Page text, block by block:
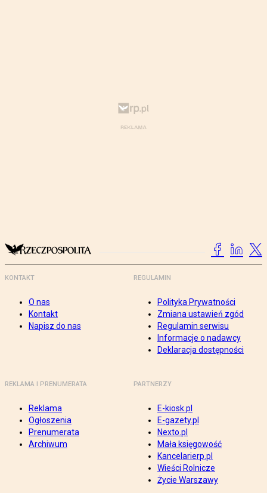
KONTAKT
O nas
Kontakt
Napisz do nas
REGULAMIN
Polityka Prywatności
Zmiana ustawień zgód
Regulamin serwisu
Informacje o nadawcy
Deklaracja dostępności
REKLAMA I PRENUMERATA
Reklama
Ogłoszenia
Prenumerata
Archiwum
PARTNERZY
E-kiosk.pl
E-gazety.pl
Nexto.pl
Mała księgowość
Kancelarierp.pl
Wieści Rolnicze
Życie Warszawy